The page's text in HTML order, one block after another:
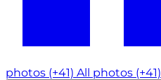
photos (+41) All photos (+41)